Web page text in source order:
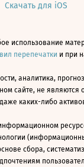
Скачать для iOS
использование
перепечатки и при
аналитика,
сайте, не являются
каких-либо
сбора,